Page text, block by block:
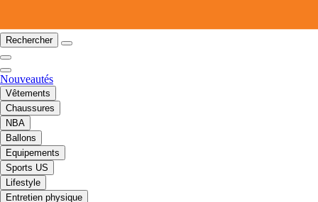
Rechercher
Nouveautés
Vêtements
Chaussures
NBA
Ballons
Equipements
Sports US
Lifestyle
Entretien physique